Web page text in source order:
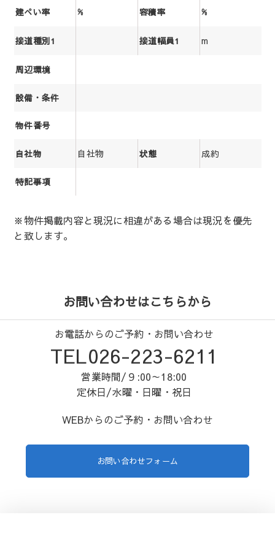
建ぺい率 % 容積率 %
接道種別1 接道幅員1 m
周辺環境
設備・条件
物件番号
自社物 自社物 状態 成約
特記事項
※物件掲載内容と現況に相違がある場合は現況を優先
と致します。
お問い合わせはこちらから
お電話からのご予約・お問い合わせ
TEL026-223-6211
営業時間/９:00～18:00
定休日/水曜・日曜・祝日
WEBからのご予約・お問い合わせ
お問い合わせフォーム